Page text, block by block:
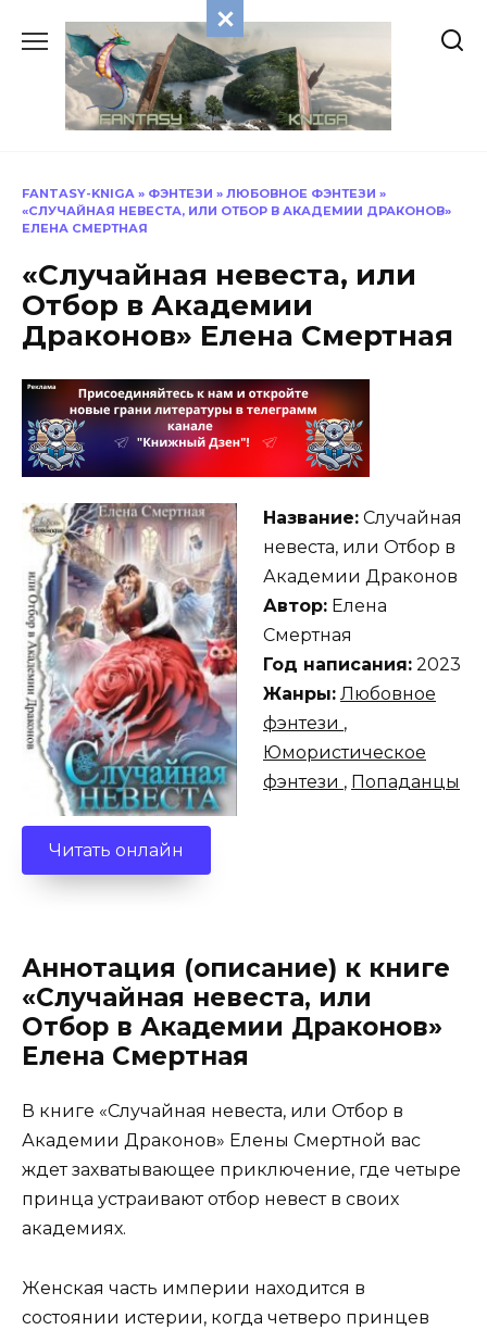
содержанию
FANTASY-KNIGA » ФЭНТЕЗИ » ЛЮБОВНОЕ ФЭНТЕЗИ »
«СЛУЧАЙНАЯ НЕВЕСТА, ИЛИ ОТБОР В АКАДЕМИИ ДРАКОНОВ»
ЕЛЕНА СМЕРТНАЯ
«Случайная невеста, или
Отбор в Академии
Драконов» Елена Смертная
Название: Случайная
невеста, или Отбор в
Академии Драконов
Автор: Елена
Смертная
Год написания: 2023
Жанры: Любовное
фэнтези ,
Юмористическое
фэнтези , Попаданцы
Читать онлайн
Аннотация (описание) к книге
«Случайная невеста, или
Отбор в Академии Драконов»
Елена Смертная
В книге «Случайная невеста, или Отбор в
Академии Драконов» Елены Смертной вас
ждет захватывающее приключение, где четыре
принца устраивают отбор невест в своих
академиях.
Женская часть империи находится в
состоянии истерии, когда четверо принцев